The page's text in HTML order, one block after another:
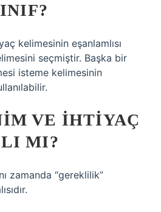
kelimesinin eşanlamlısı
seçmiştir. Başka bir
isteme kelimesinin
VE IHTIYAÇ
MI?
zamanda “gereklilik”